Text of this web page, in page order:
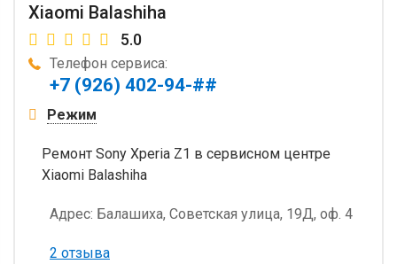
Xiaomi Balashiha
5.0
Телефон сервиса:
+7 (926) 402-94-##
Режим
Ремонт Sony Xperia Z1 в сервисном центре
Xiaomi Balashiha
Адрес: Балашиха, Советская улица, 19Д, оф. 4
2 отзыва